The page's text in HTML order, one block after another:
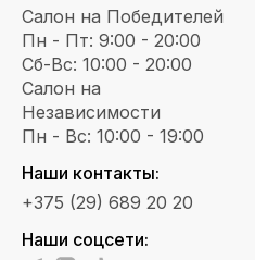
Салон на Победителей
Пн - Пт: 9:00 - 20:00
Сб-Вс: 10:00 - 20:00
Салон на
Независимости
Пн - Вс: 10:00 - 19:00
Наши контакты:
+375 (29) 689 20 20
Наши соцсети: